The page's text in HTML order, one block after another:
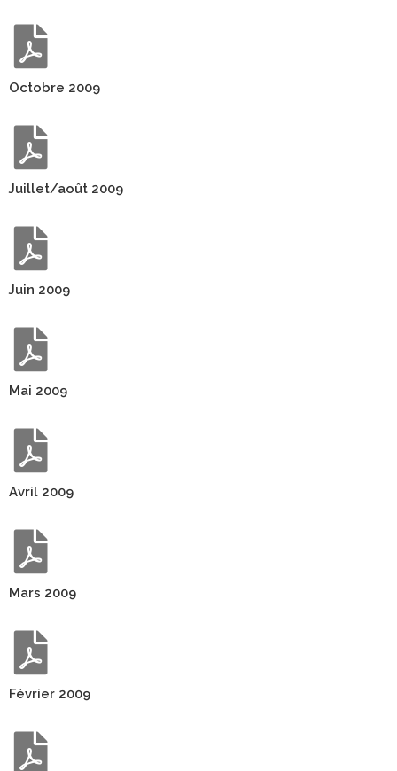
Octobre 2009
Juillet/août 2009
Juin 2009
Mai 2009
Avril 2009
Mars 2009
Février 2009